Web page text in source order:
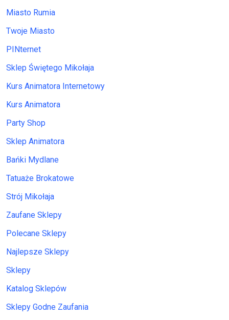
Miasto Rumia
Twoje Miasto
PINternet
Sklep Świętego Mikołaja
Kurs Animatora Internetowy
Kurs Animatora
Party Shop
Sklep Animatora
Bańki Mydlane
Tatuaże Brokatowe
Strój Mikołaja
Zaufane Sklepy
Polecane Sklepy
Najlepsze Sklepy
Sklepy
Katalog Sklepów
Sklepy Godne Zaufania